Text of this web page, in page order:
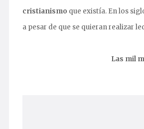
cristianismo que existía. En los
a pesar de que se quieran realizar
Las mil